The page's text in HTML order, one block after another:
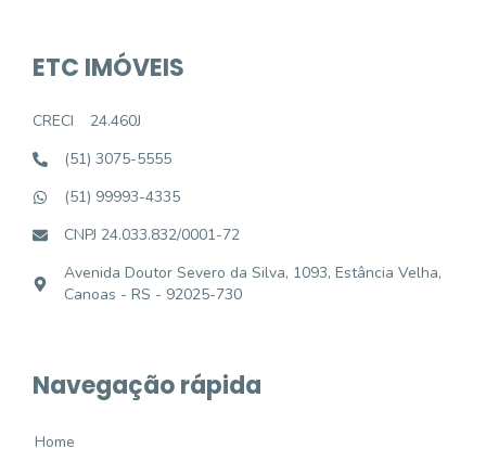
ETC IMÓVEIS
CRECI
24.460J
(51) 3075-5555
(51) 99993-4335
CNPJ 24.033.832/0001-72
Avenida Doutor Severo da Silva, 1093, Estância Velha,
Canoas - RS - 92025-730
Navegação rápida
Home